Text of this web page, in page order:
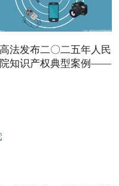
法发布二〇二五年人民
知识产权典型案例——